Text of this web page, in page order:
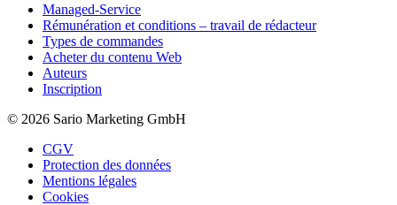
Managed-Service
Rémunération et conditions – travail de rédacteur
Types de commandes
Acheter du contenu Web
Auteurs
Inscription
© 2026 Sario Marketing GmbH
CGV
Protection des données
Mentions légales
Cookies